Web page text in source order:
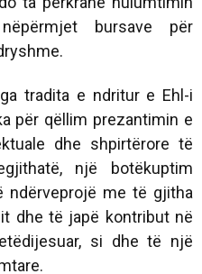
bursave për
tradita e ndritur e Ehl-i
për qëllim prezantimin e
dhe shpirtërore të
një botëkuptim
ndërveprojë me të gjitha
dhe të japë kontribut në
si dhe të një